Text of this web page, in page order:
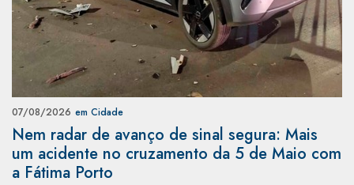
07/08/2026 em Cidade
Nem radar de avanço de sinal segura: Mais
um acidente no cruzamento da 5 de Maio com
a Fátima Porto